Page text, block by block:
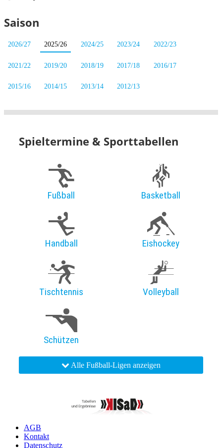
Saison
2026/27 2025/26 2024/25 2023/24 2022/23
2021/22 2019/20 2018/19 2017/18 2016/17
2015/16 2014/15 2013/14 2012/13
Spieltermine & Sporttabellen
Fußball Basketball
Handball Eishockey
Tischtennis Volleyball
Schützen
Alle Fußball-Ligen anzeigen
AGB
Kontakt
Datenschutz